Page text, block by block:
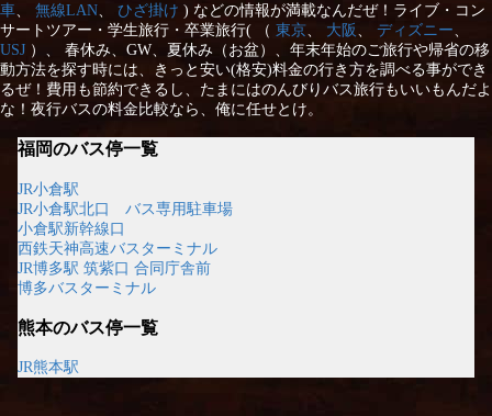
車
無線LAN ひざ掛け ) などの情報が満載なんだぜ！ライブ・コン
サートツアー・学生旅行・卒業旅行( （ 東京 大阪 ディズニー
USJ ）、 春休み、GW、夏休み（お盆）、年末年始のご旅行や帰省の移
動方法を探す時には、きっと安い(格安)料金の行き方を調べる事ができ
るぜ！費用も節約できるし、たまにはのんびりバス旅行もいいもんだよ
な！夜行バスの料金比較なら、俺に任せとけ。
福岡のバス停一覧
JR小倉駅
JR小倉駅北口 バス専用駐車場
小倉駅新幹線口
西鉄天神高速バスターミナル
JR博多駅 筑紫口 合同庁舎前
博多バスターミナル
熊本のバス停一覧
JR熊本駅